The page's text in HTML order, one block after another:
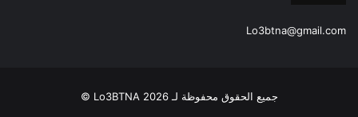
Lo3btna@gmail.com
جميع الحقوق محفوظة لـ Lo3BTNA 2026 ©